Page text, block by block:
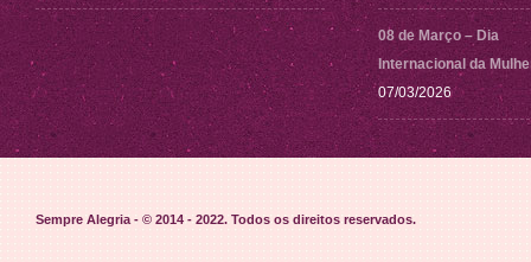
08 de Março – Dia
Internacional da
07/03/2026
Sempre Alegria - © 2014 - 2022. Todos os direitos reservados.